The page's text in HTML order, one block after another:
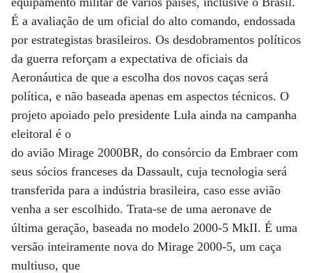
É a avaliação de um oficial do alto comando, endossada
por estrategistas brasileiros. Os desdobramentos políticos
da guerra reforçam a expectativa de oficiais da
Aeronáutica de que a escolha dos novos caças será
política, e não baseada apenas em aspectos técnicos. O
projeto apoiado pelo presidente Lula ainda na campanha
eleitoral é o
do avião Mirage 2000BR, do consórcio da Embraer com
seus sócios franceses da Dassault, cuja tecnologia será
transferida para a indústria brasileira, caso esse avião
venha a ser escolhido. Trata-se de uma aeronave de
última geração, baseada no modelo 2000-5 MkII. É uma
versão inteiramente nova do Mirage 2000-5, um caça
multiuso, que